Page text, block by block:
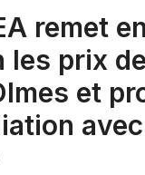
remet en
prix de
et